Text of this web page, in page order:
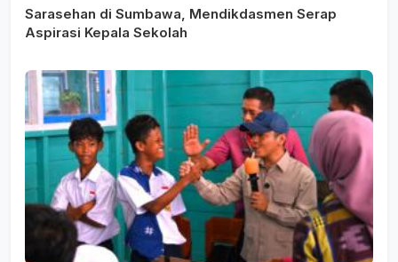
Sarasehan di Sumbawa, Mendikdasmen Serap
Aspirasi Kepala Sekolah